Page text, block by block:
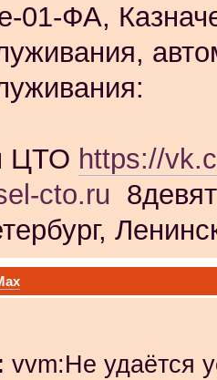
01-ФА,
ЦТО https://
cto.ru
vvm:Не удаётся